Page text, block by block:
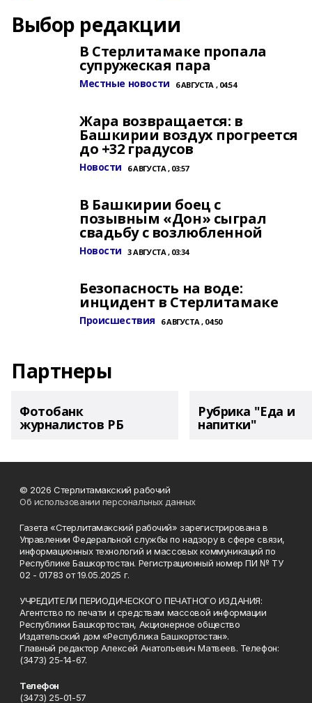
Выбор редакции
В Стерлитамаке пропала
супружеская пара
Местные новости 6 АВГУСТА , 04:54
Жара возвращается: в
Башкирии воздух прогреется
до +32 градусов
Новости 6 АВГУСТА , 03:57
В Башкирии боец с
позывным «Дон» сыграл
свадьбу с возлюбленной
Новости 3 АВГУСТА , 03:34
Безопасность на воде:
инцидент в Стерлитамаке
Происшествия 6 АВГУСТА , 04:50
Партнеры
Фотобанк
журналистов РБ
Рубрика "Еда и
напитки"
© 2026 Стерлитамакский рабочий
Об использовании персональных данных
Газета «Стерлитамакский рабочий» зарегистрирована в
Управлении Федеральной службы по надзору в сфере связи,
информационных технологий и массовых коммуникаций по
Республике Башкортостан. Регистрационный номер ПИ № ТУ
02 - 01783 от 19.05.2025 г.
УЧРЕДИТЕЛИ ПЕРИОДИЧЕСКОГО ПЕЧАТНОГО ИЗДАНИЯ:
Агентство по печати и средствам массовой информации
Республики Башкортостан, Акционерное общество
Издательский дом «Республика Башкортостан».
Главный редактор Алексей Анатольевич Матвеев. Телефон:
(3473) 25-14-67.
Телефон
(3473) 25-01-57